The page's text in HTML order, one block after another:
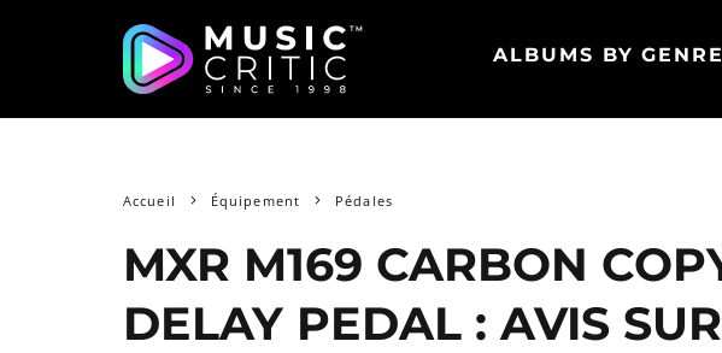
ALBUMS BY GENRE
Accueil Équipement Pédales
MXR M169 CARBON
DELAY PEDAL : AVIS